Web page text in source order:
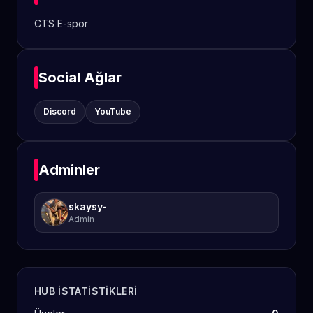
CTS E-spor
Social Ağlar
Discord YouTube
Adminler
skaysy-
Admin
HUB ISTATISTIKLERI